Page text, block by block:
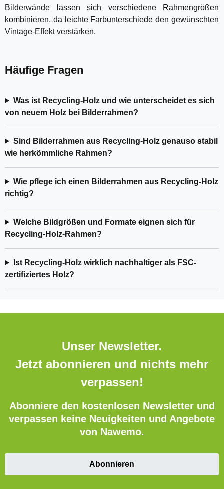
Bilderwände lassen sich verschiedene Rahmengrößen
kombinieren, da leichte Farbunterschiede den gewünschten
Vintage-Effekt verstärken.
Häufige Fragen
Was ist Recycling-Holz und wie unterscheidet es sich
von neuem Holz bei Bilderrahmen?
Sind Bilderrahmen aus Recycling-Holz genauso stabil
wie herkömmliche Rahmen?
Wie pflege ich einen Bilderrahmen aus Recycling-Holz
richtig?
Welche Bildgrößen und Formate eignen sich für
Recycling-Holz-Rahmen?
Ist Recycling-Holz wirklich nachhaltiger als FSC-
zertifiziertes Holz?
Unser Newsletter.
Jetzt abonnieren und nichts mehr
verpassen!
Abonniere den kostenlosen Newsletter und
verpassen keine Neuigkeiten und Angebote
von Nawemo.
Abonnieren